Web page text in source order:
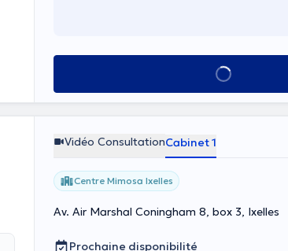
Voir tout
Vidéo ConsultationCabinet 1
Centre Mimosa Ixelles
Av. Air Marshal Coningham 8, box 3, Ixelles
Prochaine disponibilité